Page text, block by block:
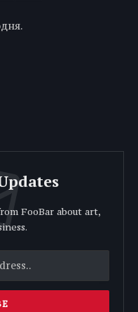
FooBar about art,